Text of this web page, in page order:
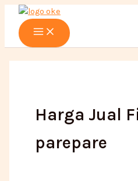
Lewati
konten
Main
Menu
Harga Jual
parepare